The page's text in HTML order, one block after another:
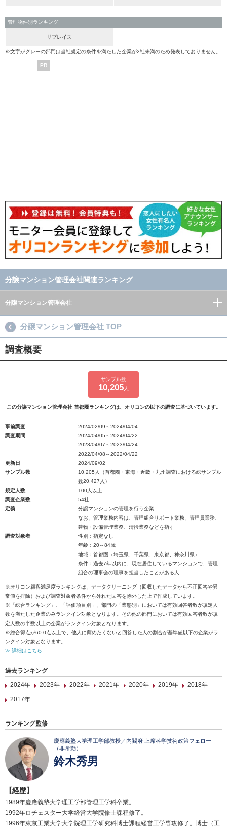
管理物件別ランキング
リプレイス
※文字がグレーの部門は当社規定の条件を満たした企業が2社未満のため発表しておりません。
PR
分譲マンション管理会社関連ランキング
分譲マンション管理会社
分譲マンション管理会社 TOP
調査概要
サンプル数
10,205 人
この分譲マンション管理会社 首都圏ランキングは、オリコンの以下の調査に基づいています。
事前調査
2024/02/09～2024/04/04
調査期間
2024/04/05～2024/04/22
2023/04/07～2023/04/24
2022/04/08～2022/04/22
更新日
2024/09/02
サンプル数
10,205人（首都圏・東海・近畿・九州調査における総サンプル
数20,427人）
規定人数
100人以上
調査企業数
54社
定義
分譲マンションの管理を行う企業
なお、管理業務内容は、管理組合サポート業務、管理員業務、
建物・設備管理業務、清掃業務などを指す
調査対象者
性別：指定なし
年齢：20～84歳
地域：首都圏（埼玉県、千葉県、東京都、神奈川県）
条件：過去7年以内に、現在居住しているマンションで、管理
組合の理事会の理事を担当したことがある人
※オリコン顧客満足度ランキングは、データクリーニング（回収したデータから不正回答や異
常値を排除）および調査対象者条件から外れた回答を除外した上で作成しています。
※「総合ランキング」、「評価項目別」、部門の「業態別」においては有効回答者数が規定人
数を満たした企業のみランクイン対象となります。その他の部門においては有効回答者数が規
定人数の半数以上の企業がランクイン対象となります。
※総合得点が60.0点以上で、他人に薦めたくないと回答した人の割合が基準値以下の企業がラ
ンクイン対象となります。
≫ 詳細はこちら
過去ランキング
2024年
2023年 2022年 2021年 2020年 2019年
2018年
2017年
ランキング監修
慶應義塾大学理工学部教授／内閣府 上席科学技術政策フェロー
（非常勤）
鈴木秀男
【経歴】
1989年慶應義塾大学理工学部管理工学科卒業。
1992年ロチェスター大学経営大学院修士課程修了。
1996年東京工業大学大学院理工学研究科博士課程経営工学専攻修了。博士（工